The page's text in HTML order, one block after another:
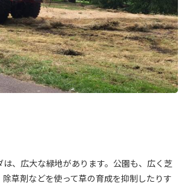
、広大な緑地があります。公園も、広く芝
草剤などを使って草の育成を抑制したりす